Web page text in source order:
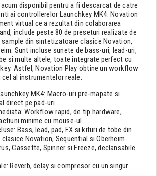
disponibil pentru a fi descarcat de catre
ai controllerelor Launchkey MK4. Novation
virtual ce a rezultat din colaborarea
include peste 80 de preseturi realizate de
din sintetizatoare clasice Novation,
Sunt incluse sunete de bass-uri, lead-uri,
si multe altele, toate integrate perfect cu
Astfel, Novation Play obtine un workflow
al instrumentelor reale.
MK4: Macro-uri pre-mapate si
direct pe pad-uri
Workflow rapid, de tip hardware,
minime cu mouse-ul
Bass, lead, pad, FX si kituri de tobe din
Novation, Sequential si Oberheim
Cassette, Spinner si Freeze, declansabile
Reverb, delay si compresor cu un singur